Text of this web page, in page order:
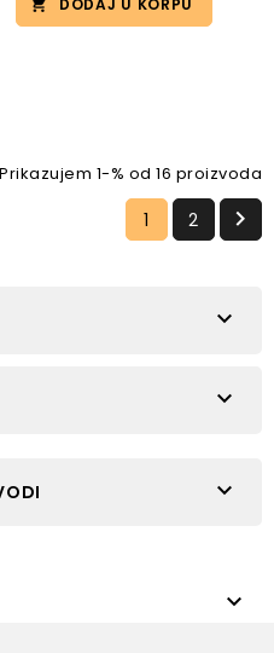
Prikazujem 1-% od 16 proizvoda
1 2 



